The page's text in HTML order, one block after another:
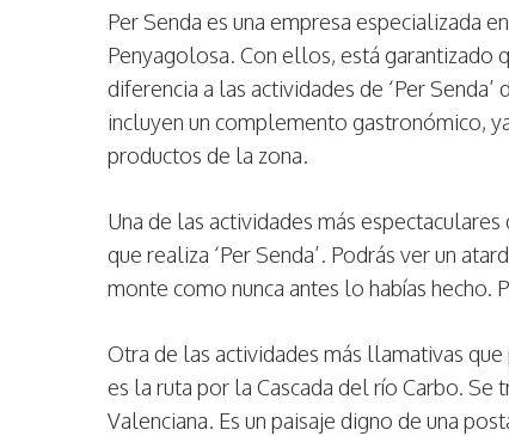
Per Senda es una empresa especializada
Penyagolosa. Con ellos, está garantizado
diferencia a las actividades de ‘Per
incluyen un complemento gastronómico,
productos de la zona.
Una de las actividades más
que realiza ‘Per Senda’. Podrás ver un
monte como nunca antes lo habías hecho.
Otra de las actividades más llamativas
es la ruta por la Cascada del río Carbo.
Valenciana. Es un paisaje digno de una